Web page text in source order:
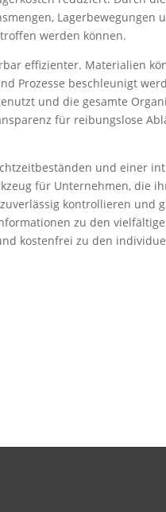
werden können.
effizienter. Materialien
Prozesse beschleunigt
und die gesamte
für reibungslose
und einer
für Unternehmen, die
kontrollieren und
zu den
kostenfrei zu den